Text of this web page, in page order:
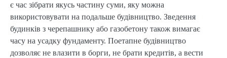
є час зібрати якусь частину суми, яку можна
використовувати на подальше будівництво. Зведення
будинків з черепашнику або газобетону також вимагає
часу на усадку фундаменту. Поетапне будівництво
дозволяє не влазити в борги, не брати кредитів, а вести